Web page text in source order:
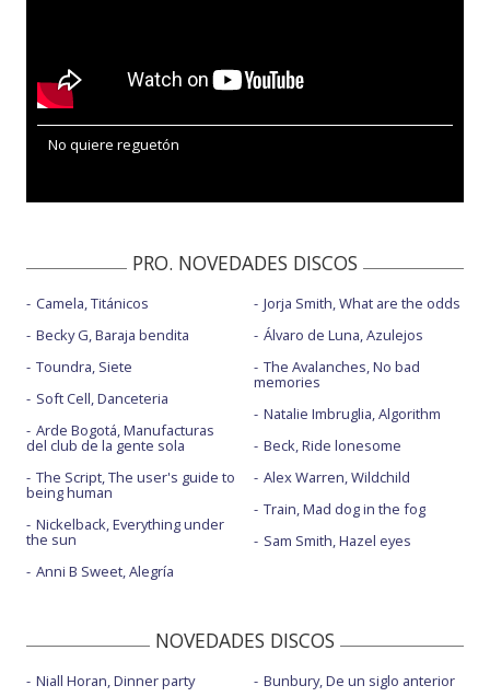
No quiere reguetón
PRO. NOVEDADES DISCOS
Camela, Titánicos
Becky G, Baraja bendita
Toundra, Siete
Soft Cell, Danceteria
Arde Bogotá, Manufacturas
del club de la gente sola
The Script, The user's guide to
being human
Nickelback, Everything under
the sun
Anni B Sweet, Alegría
Jorja Smith, What are the odds
Álvaro de Luna, Azulejos
The Avalanches, No bad
memories
Natalie Imbruglia, Algorithm
Beck, Ride lonesome
Alex Warren, Wildchild
Train, Mad dog in the fog
Sam Smith, Hazel eyes
NOVEDADES DISCOS
Niall Horan, Dinner party
Bunbury, De un siglo anterior